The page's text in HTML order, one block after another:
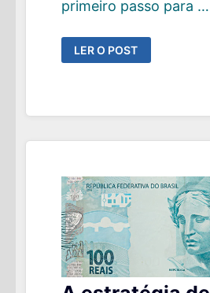
primeiro passo para …
QUAL
SERIA
O
VOCÊ?
LER O POST